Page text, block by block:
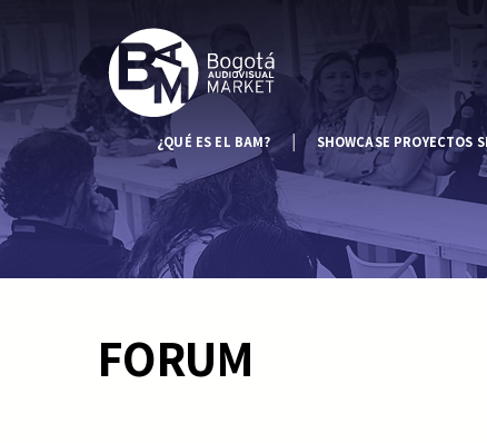
¿QUÉ ES EL BAM? SHOWCASE PROYECTOS
FORUM